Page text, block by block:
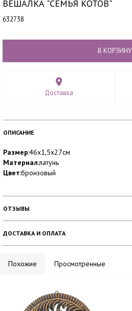
ВЕШАЛКА "СЕМЬЯ КОТОВ"
632738
В КОРЗИНУ
Доставка
ОПИСАНИЕ
Размер:46х1,5х27см
Материал:латунь
Цвет:бронзовый
ОТЗЫВЫ
ДОСТАВКА И ОПЛАТА
Похожие Просмотренные